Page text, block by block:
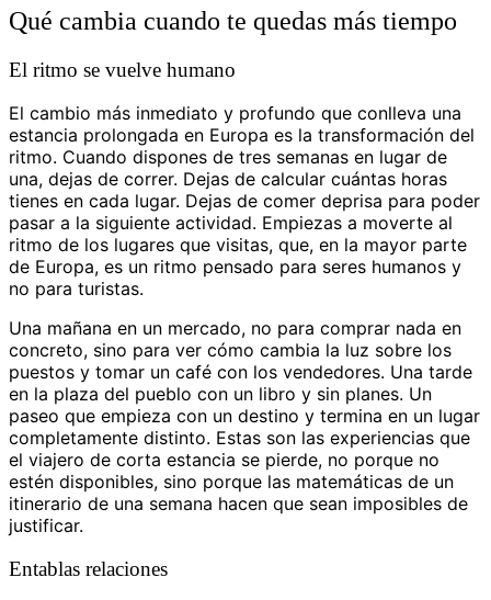
Qué cambia cuando te quedas más tiempo
El ritmo se vuelve humano
El cambio más inmediato y profundo que conlleva una
estancia prolongada en Europa es la transformación del
ritmo. Cuando dispones de tres semanas en lugar de
una, dejas de correr. Dejas de calcular cuántas horas
tienes en cada lugar. Dejas de comer deprisa para poder
pasar a la siguiente actividad. Empiezas a moverte al
ritmo de los lugares que visitas, que, en la mayor parte
de Europa, es un ritmo pensado para seres humanos y
no para turistas.
Una mañana en un mercado, no para comprar nada en
concreto, sino para ver cómo cambia la luz sobre los
puestos y tomar un café con los vendedores. Una tarde
en la plaza del pueblo con un libro y sin planes. Un
paseo que empieza con un destino y termina en un lugar
completamente distinto. Estas son las experiencias que
el viajero de corta estancia se pierde, no porque no
estén disponibles, sino porque las matemáticas de un
itinerario de una semana hacen que sean imposibles de
justificar.
Entablas relaciones